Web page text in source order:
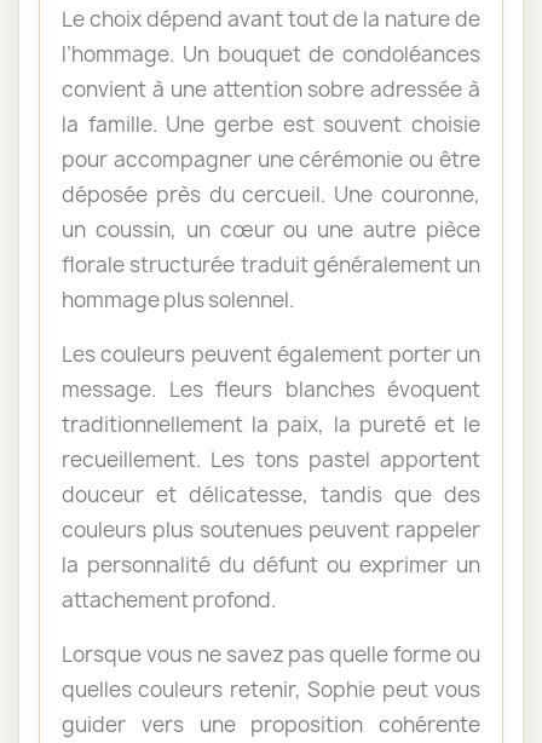
Le choix dépend avant tout de la nature de
l’hommage. Un bouquet de condoléances
convient à une attention sobre adressée à
la famille. Une gerbe est souvent choisie
pour accompagner une cérémonie ou être
déposée près du cercueil. Une couronne,
un coussin, un cœur ou une autre pièce
florale structurée traduit généralement un
hommage plus solennel.
Les couleurs peuvent également porter un
message. Les fleurs blanches évoquent
traditionnellement la paix, la pureté et le
recueillement. Les tons pastel apportent
douceur et délicatesse, tandis que des
couleurs plus soutenues peuvent rappeler
la personnalité du défunt ou exprimer un
attachement profond.
Lorsque vous ne savez pas quelle forme ou
quelles couleurs retenir, Sophie peut vous
guider vers une proposition cohérente